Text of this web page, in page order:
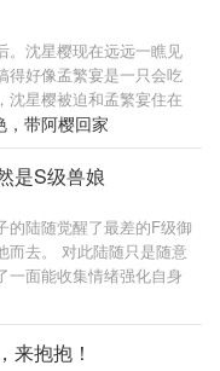
。沈星樱现在远远一瞧见
得好像孟繁宴是一只会吃
沈星樱被迫和孟繁宴住在
瑟瑟发抖，又惊又怂的
辣椒水和大蒜了，很难闻
，带阿樱回家
是S级兽娘
的陆随觉醒了最差的F级御
而去。 对此陆随只是随意
一面能收集情绪强化自身
传说中SSS级没有问题。
三个舍友竟然都是女人，
来抱抱！